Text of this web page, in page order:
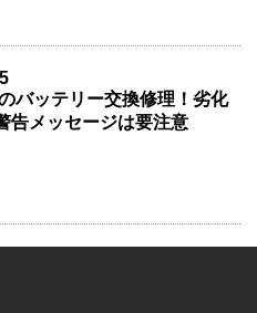
バッテリー交換修理！劣化
告メッセージは要注意